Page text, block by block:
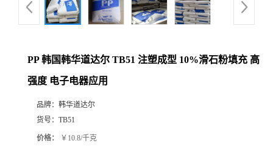
PP 韩国韩华道达尔 TB51 注塑成型 10%滑石粉填充 高
强度 电子电器应用
品牌： 韩华道达尔
货号： TB51
价格： ￥10.8/千克